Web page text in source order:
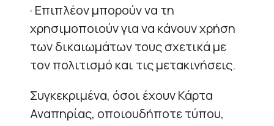
· Επιπλέον μπορούν να τη
χρησιμοποιούν για να κάνουν χρήση
των δικαιωμάτων τους σχετικά με
τον πολιτισμό και τις μετακινήσεις.
Συγκεκριμένα, όσοι έχουν Κάρτα
Αναπηρίας, οποιουδήποτε τύπου,